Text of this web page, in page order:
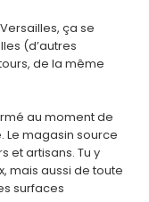
ça se
(d’autres
de la même
au moment de
Le magasin source
et artisans. Tu y
mais aussi de toute
surfaces